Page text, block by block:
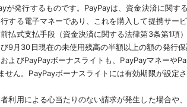
発行するものです。PayPayは、資金決済に関す
する電子マネーであり、これを購入して提携サー
式支払手段（資金決済に関する法律第3条第1項
月30日現在の未使用残高の半額以上の額の発行
びPayPayボーナスライトも、PayPayマネーや
ん。PayPayボーナスライトには有効期限が設定
利用による心当たりのない請求が発生した場合や